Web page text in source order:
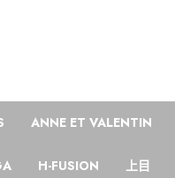
ANNE ET VALENTIN
H-FUSION 上目